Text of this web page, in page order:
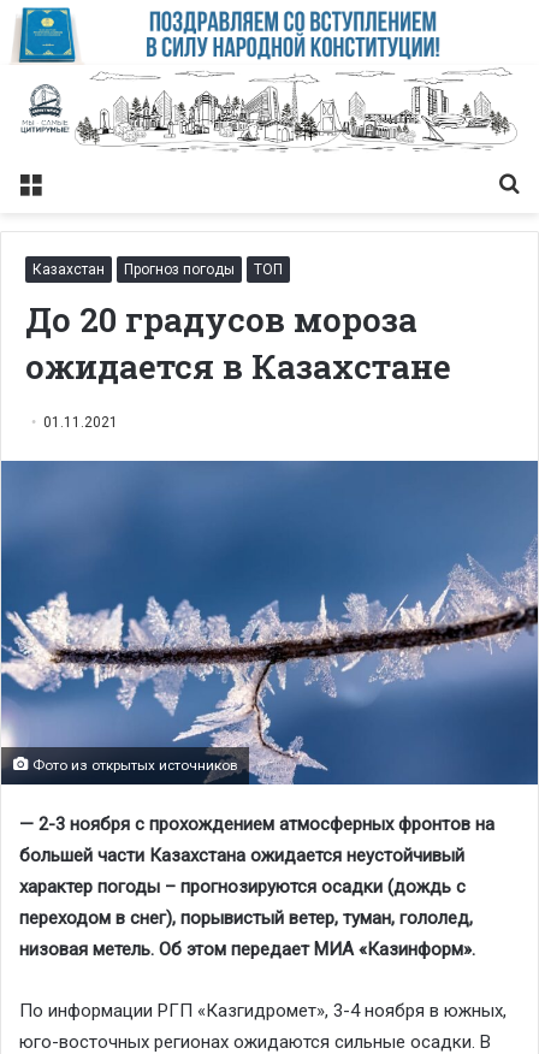
Меню
Казахстан Прогноз погоды ТОП
До 20 градусов мороза
ожидается в Казахстане
01.11.2021
Фото из открытых источников
— 2-3 ноября с прохождением атмосферных фронтов на
большей части Казахстана ожидается неустойчивый
характер погоды – прогнозируются осадки (дождь с
переходом в снег), порывистый ветер, туман, гололед,
низовая метель. Об этом передает МИА «Казинформ».
По информации РГП «Казгидромет», 3-4 ноября в южных,
юго-восточных регионах ожидаются сильные осадки. В